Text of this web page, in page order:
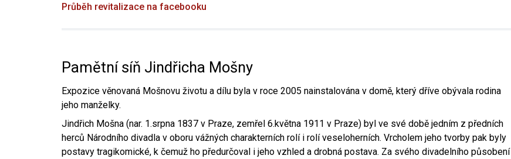
Průběh revitalizace na facebooku
Pamětní síň Jindřicha Mošny
Expozice věnovaná Mošnovu životu a dílu byla v roce 2005 nainstalována v domě, který dříve obývala rodina
jeho manželky.
Jindřich Mošna (nar. 1.srpna 1837 v Praze, zemřel 6.května 1911 v Praze) byl ve své době jedním z předních
herců Národního divadla v oboru vážných charakterních rolí i rolí veseloherních. Vrcholem jeho tvorby pak byly
postavy tragikomické, k čemuž ho předurčoval i jeho vzhled a drobná postava. Za svého divadelního působení